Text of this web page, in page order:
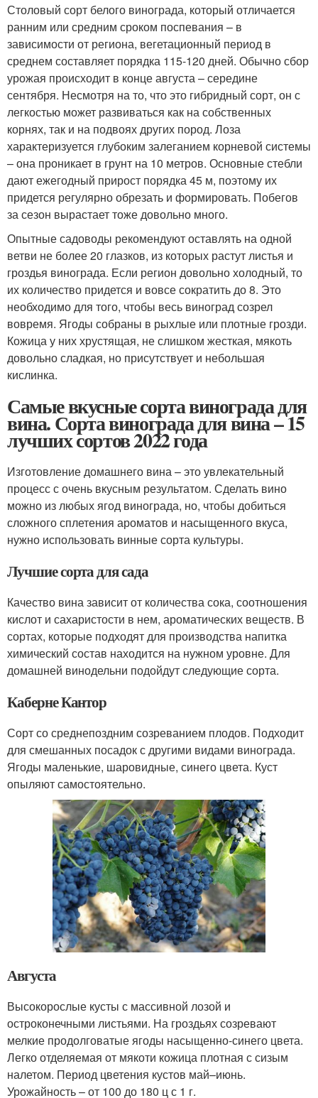
Столовый сорт белого винограда, который отличается
ранним или средним сроком поспевания – в
зависимости от региона, вегетационный период в
среднем составляет порядка 115-120 дней. Обычно сбор
урожая происходит в конце августа – середине
сентября. Несмотря на то, что это гибридный сорт, он с
легкостью может развиваться как на собственных
корнях, так и на подвоях других пород. Лоза
характеризуется глубоким залеганием корневой системы
– она проникает в грунт на 10 метров. Основные стебли
дают ежегодный прирост порядка 45 м, поэтому их
придется регулярно обрезать и формировать. Побегов
за сезон вырастает тоже довольно много.
Опытные садоводы рекомендуют оставлять на одной
ветви не более 20 глазков, из которых растут листья и
гроздья винограда. Если регион довольно холодный, то
их количество придется и вовсе сократить до 8. Это
необходимо для того, чтобы весь виноград созрел
вовремя. Ягоды собраны в рыхлые или плотные грозди.
Кожица у них хрустящая, не слишком жесткая, мякоть
довольно сладкая, но присутствует и небольшая
кислинка.
Самые вкусные сорта винограда для
вина. Сорта винограда для вина – 15
лучших сортов 2022 года
Изготовление домашнего вина – это увлекательный
процесс с очень вкусным результатом. Сделать вино
можно из любых ягод винограда, но, чтобы добиться
сложного сплетения ароматов и насыщенного вкуса,
нужно использовать винные сорта культуры.
Лучшие сорта для сада
Качество вина зависит от количества сока, соотношения
кислот и сахаристости в нем, ароматических веществ. В
сортах, которые подходят для производства напитка
химический состав находится на нужном уровне. Для
домашней винодельни подойдут следующие сорта.
Каберне Кантор
Сорт со среднепоздним созреванием плодов. Подходит
для смешанных посадок с другими видами винограда.
Ягоды маленькие, шаровидные, синего цвета. Куст
опыляют самостоятельно.
Августа
Высокорослые кусты с массивной лозой и
остроконечными листьями. На гроздьях созревают
мелкие продолговатые ягоды насыщенно-синего цвета.
Легко отделяемая от мякоти кожица плотная с сизым
налетом. Период цветения кустов май–июнь.
Урожайность – от 100 до 180 ц с 1 г.